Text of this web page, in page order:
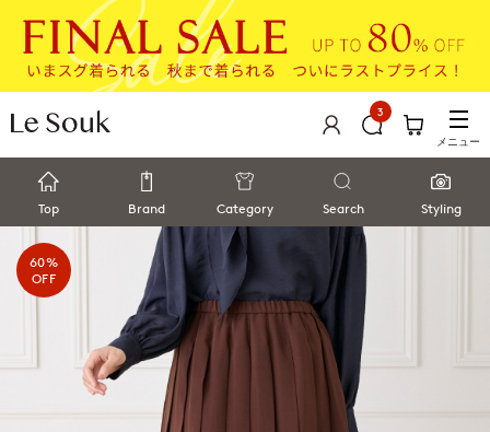
3
メニュー
Top Brand Category Search Styling
60%
OFF